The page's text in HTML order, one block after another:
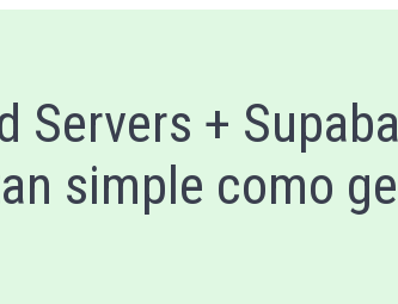
Servers +
simple como